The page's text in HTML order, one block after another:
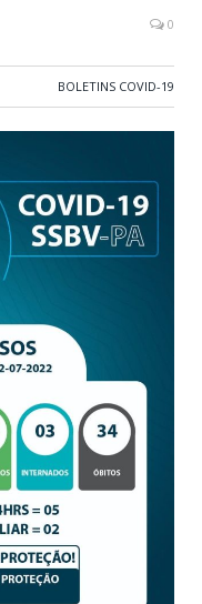
0
BOLETINS COVID-19